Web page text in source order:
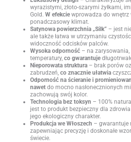
wyrazistymi, złoto-szarymi żyłkami,
Gold.W efekcie wprowadza do wnętrz
ponadczasowy klimat.
Satynowa powierzchnia „Silk” – jest
ale także łatwa w utrzymaniu
widoczność odcisków palców.
Wysoka odporność – na
temperatury,co gwarantuje
Nieporowata struktura – brak porów
zabrudzeń,co znacznie ułatwia
Odporność na ścieranie i
nawet do mocno nasłonecznionych
zachowują swój kolor.
Technologia bez toksyn – 100%
jest to produkt bezpieczny dla
jego ekologiczny charakter.
Produkcja we Włoszech – gwarantuje
zapewniając precyzję i doskonałe
świecie.